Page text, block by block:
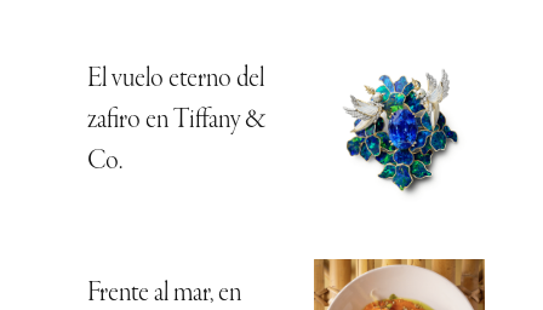
El vuelo eterno del
zafiro en Tiffany &
Co.
Frente al mar, en